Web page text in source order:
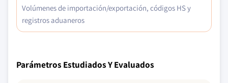
Volúmenes de importación/exportación, códigos HS y
registros aduaneros
Parámetros Estudiados Y Evaluados